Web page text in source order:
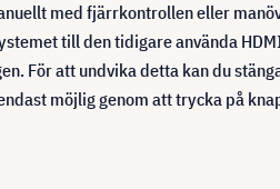
med fjärrkontrollen eller
till den tidigare använda
För att undvika detta kan du
möjlig genom att trycka på